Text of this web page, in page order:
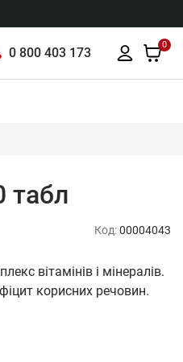
0 800 403 173
0
табл
Код:00004043
вітамінів і мінералів.
корисних речовин.